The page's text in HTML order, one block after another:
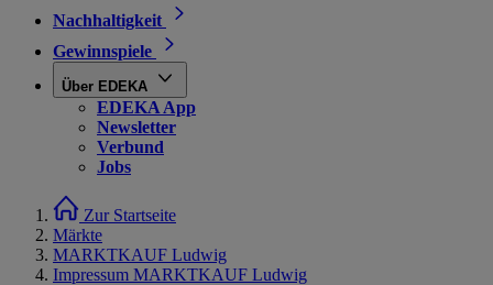
Nachhaltigkeit
Gewinnspiele
Über EDEKA
EDEKA App
Newsletter
Verbund
Jobs
Zur Startseite
Märkte
MARKTKAUF Ludwig
Impressum MARKTKAUF Ludwig